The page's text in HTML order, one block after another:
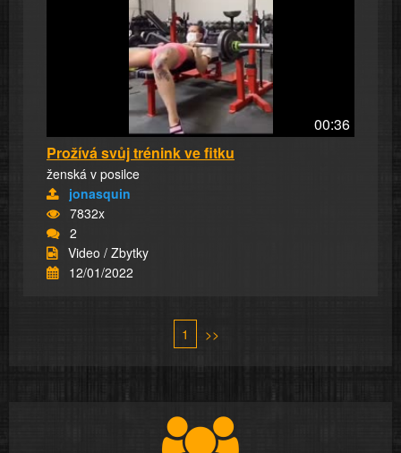
00:36
Prožívá svůj trénink ve fitku
ženská v posilce
jonasquin
7832x
2
Video / Zbytky
12/01/2022
1 >>